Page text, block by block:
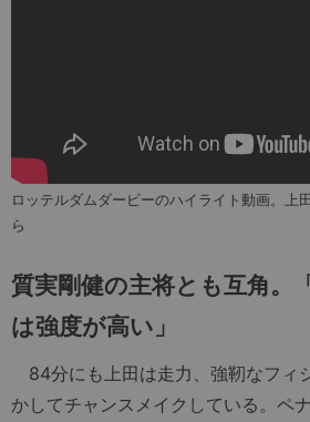
ロッテルダムダービーのハイライト動画。上
ら
質実剛健の主将とも互角。
は強度が高い」
84分にも上田は走力、強靭なフィ
かしてチャンスメイクしている。ペ